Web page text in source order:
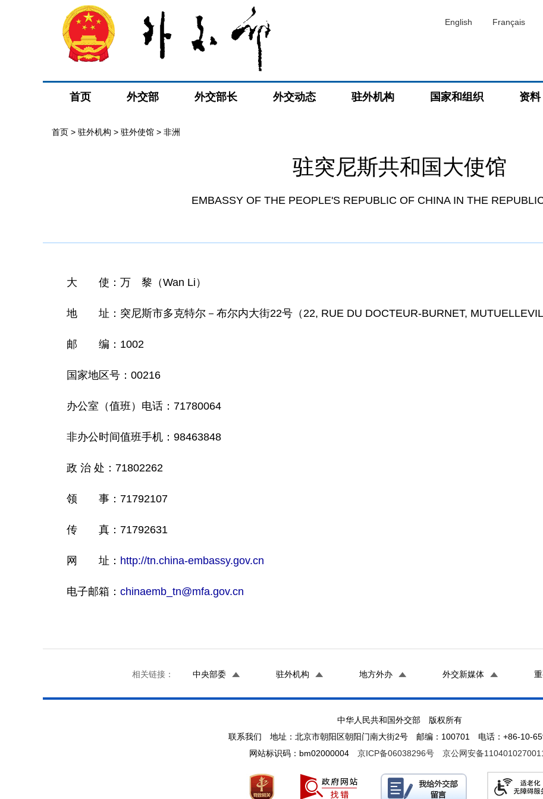
English Français
首页 外交部 外交部长 外交动态 驻外机构 国家和组织 资料
首页 > 驻外机构 > 驻外使馆 > 非洲
驻突尼斯共和国大使馆
EMBASSY OF THE PEOPLE'S REPUBLIC OF CHINA IN THE
大 使：万 黎（Wan Li）
地 址：突尼斯市多克特尔－布尔内大街22号（22, RUE DU DOCTEUR-BURNET,
邮 编：1002
国家地区号：00216
办公室（值班）电话：71780064
非办公时间值班手机：98463848
政 治 处：71802262
领 事：71792107
传 真：71792631
网 址： http://tn.china-embassy.gov.cn
电子邮箱： chinaemb_tn@mfa.gov.cn
相关链接： 中央部委 驻外机构 地方外办 外交新媒体
中华人民共和国外交部 版权所有
联系我们 地址：北京市朝阳区朝阳门南大街2号 邮编：100701 电话：+86-10-
网站标识码：bm02000004 京ICP备06038296号 京公网安备